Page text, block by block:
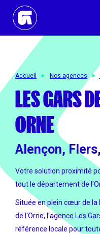
Accueil Nos agences
LES GARS
ORNE
Alençon,
Votre solution proximité
tout le département de
Située en plein cœur de
de l'Orne, l'agence Les
référence locale pour